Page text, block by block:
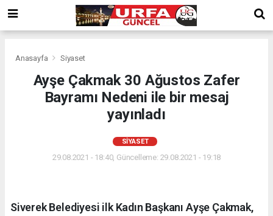
Anasayfa Siyaset
Ayşe Çakmak 30 Ağustos Zafer
Bayramı Nedeni ile bir mesaj
yayınladı
SIYASET
29.08.2021 - 18:40, Güncelleme: 29.08.2021 - 19:18
Siverek Belediyesi ilk Kadın Başkanı Ayşe Çakmak,